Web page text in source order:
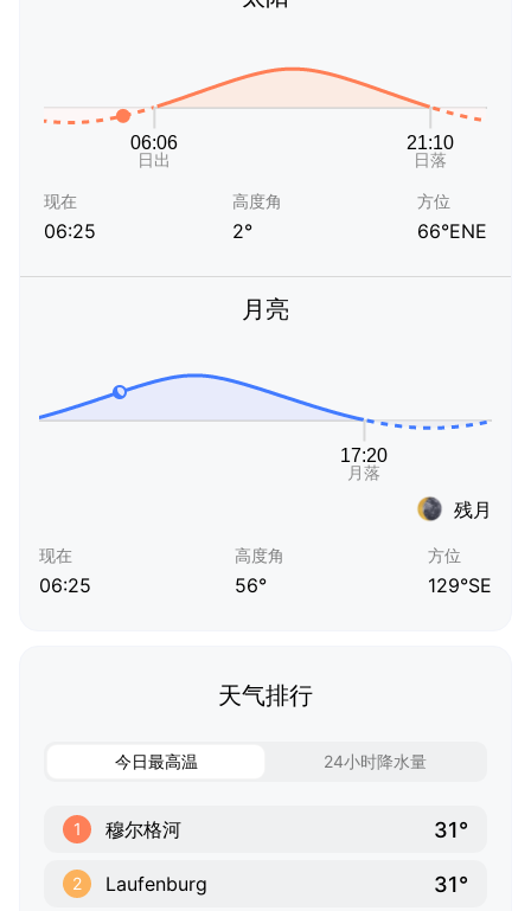
现在
06:25
高度角
2°
方位
66°ENE
月亮
残月
现在
06:25
高度角
56°
方位
129°SE
天气排行
今日最高温 24小时降水量
1 穆尔格河 31°
2 Laufenburg 31°